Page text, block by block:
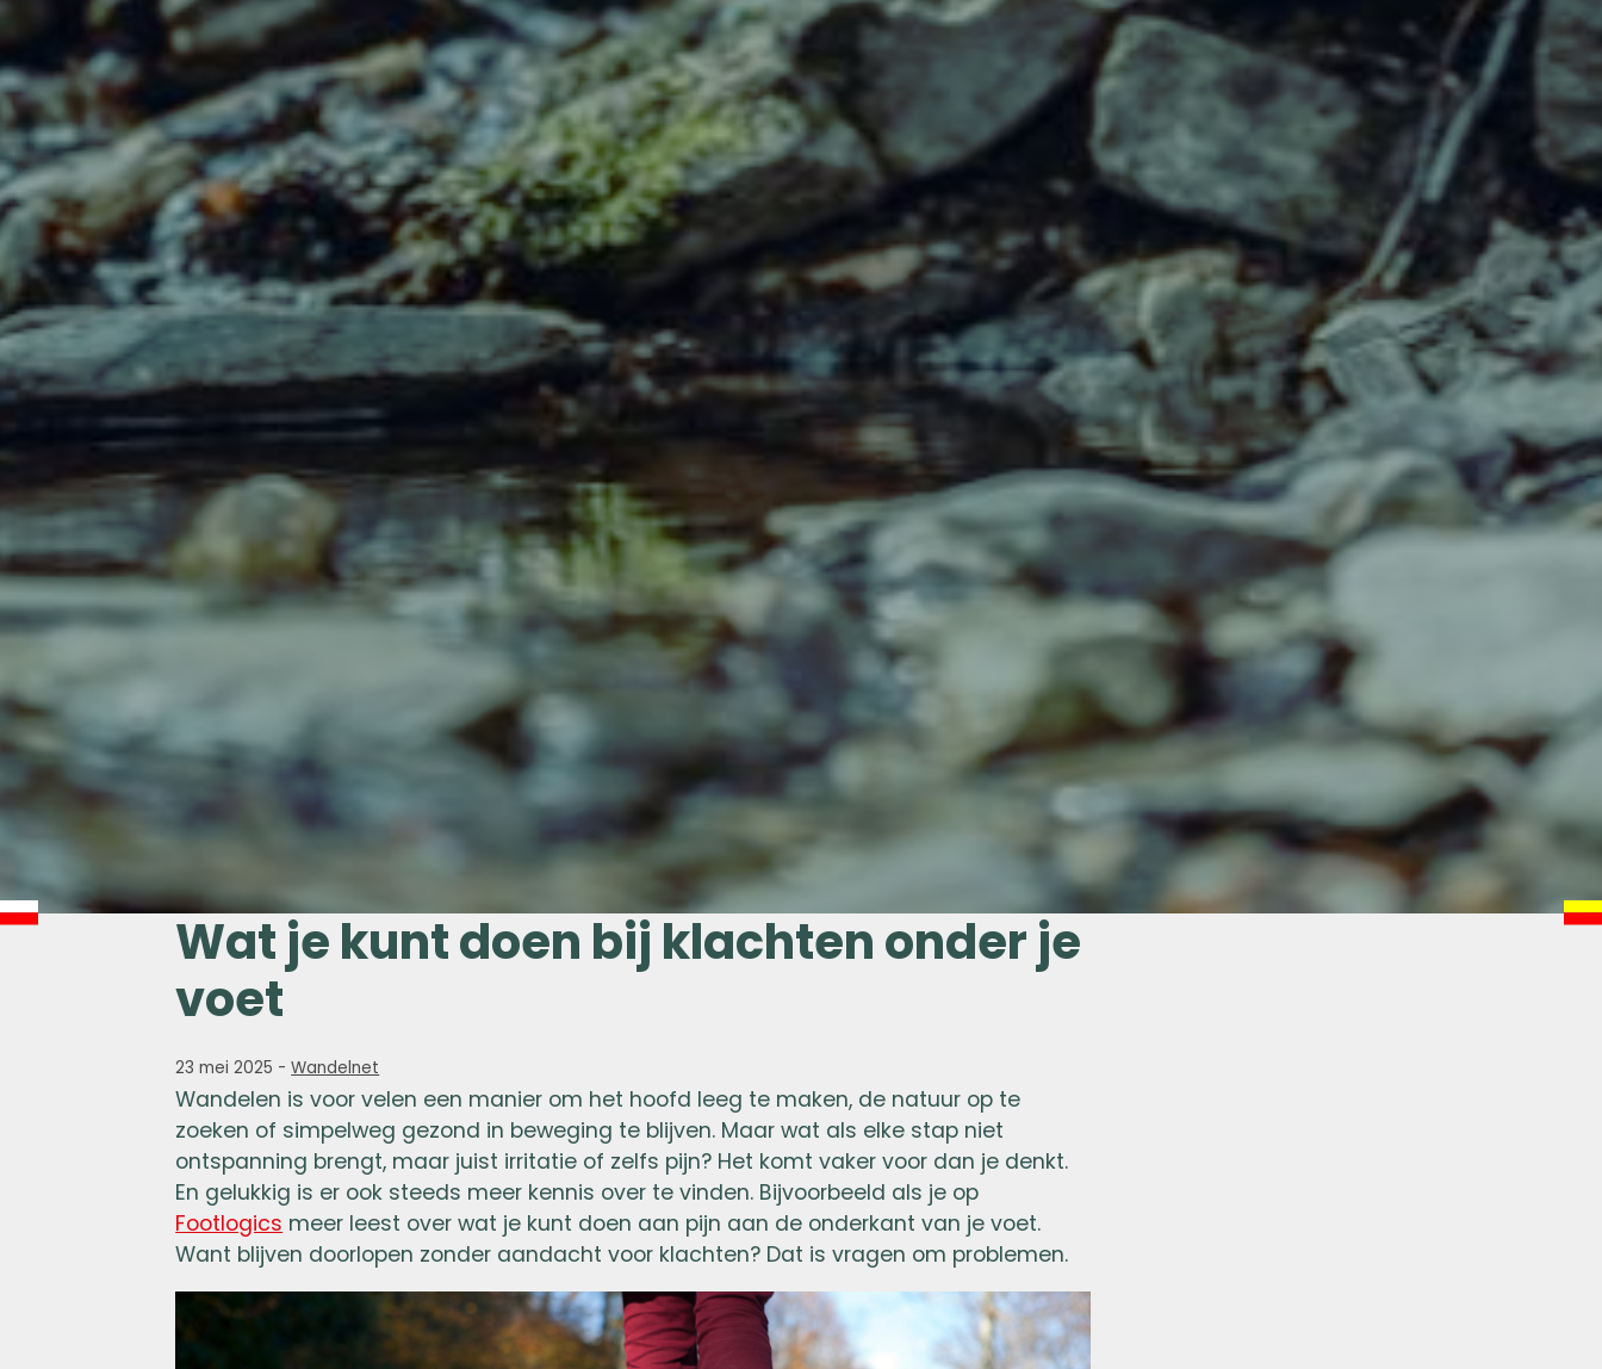
Wat je kunt doen bij klachten onder je
voet
23 mei 2025 -Wandelnet
Wandelen is voor velen een manier om het hoofd leeg te maken, de natuur op te
zoeken of simpelweg gezond in beweging te blijven. Maar wat als elke stap niet
ontspanning brengt, maar juist irritatie of zelfs pijn? Het komt vaker voor dan je denkt.
En gelukkig is er ook steeds meer kennis over te vinden. Bijvoorbeeld als je op
Footlogics meer leest over wat je kunt doen aan pijn aan de onderkant van je voet.
Want blijven doorlopen zonder aandacht voor klachten? Dat is vragen om problemen.